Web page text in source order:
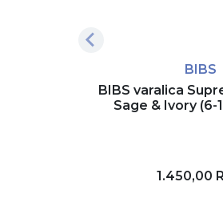
BIBS
BIBS varalica
Sage & Ivory (6-
1.450,00